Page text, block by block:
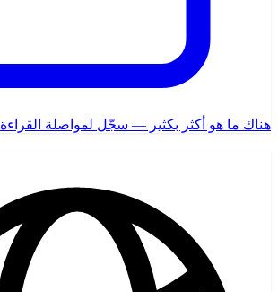
هناك ما هو أكثر بكثير — سجّل لمواصلة القراءة